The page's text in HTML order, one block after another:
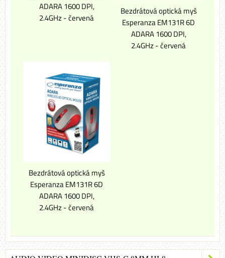
ADARA 1600 DPI,
2.4GHz - červená
Bezdrátová optická myš
Esperanza EM131R 6D
ADARA 1600 DPI,
2.4GHz - červená
Bezdrátová optická myš
Esperanza EM131R 6D
ADARA 1600 DPI,
2.4GHz - červená